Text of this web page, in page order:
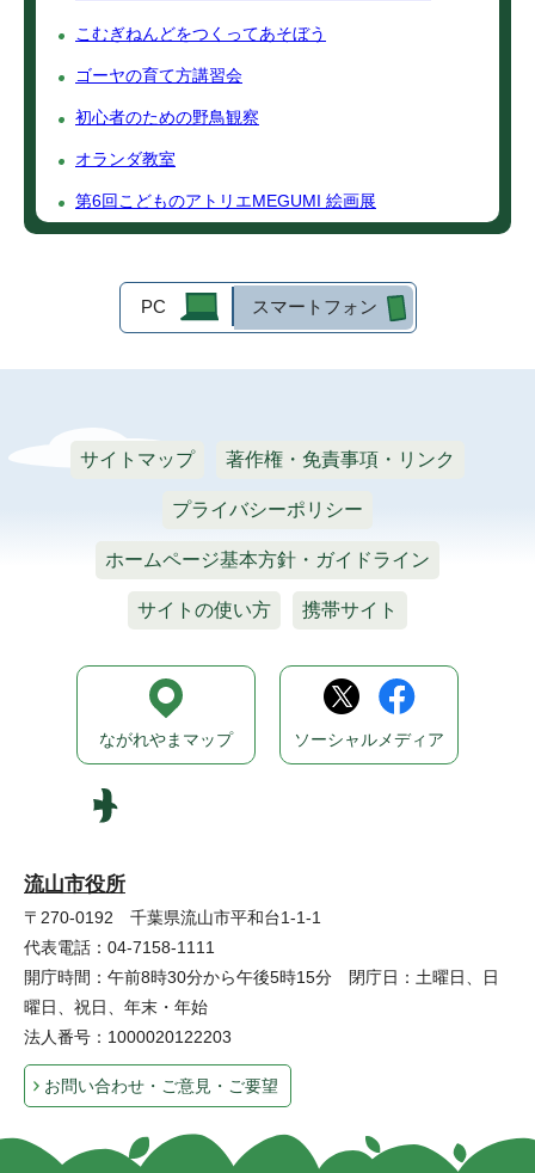
こむぎねんどをつくってあそぼう
ゴーヤの育て方講習会
初心者のための野鳥観察
オランダ教室
第6回こどものアトリエMEGUMI 絵画展
PC スマートフォン
サイトマップ 著作権・免責事項・リンク
プライバシーポリシー
ホームページ基本方針・ガイドライン
サイトの使い方 携帯サイト
流山市役所
〒270-0192 千葉県流山市平和台1-1-1
代表電話：04-7158-1111
開庁時間：午前8時30分から午後5時15分 閉庁日：土曜日、日
曜日、祝日、年末・年始
法人番号：1000020122203
お問い合わせ・ご意見・ご要望
ながれやまマップ ソーシャルメディア